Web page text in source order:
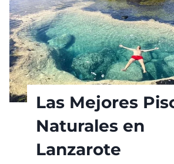
Las Mejores
Naturales en
Lanzarote